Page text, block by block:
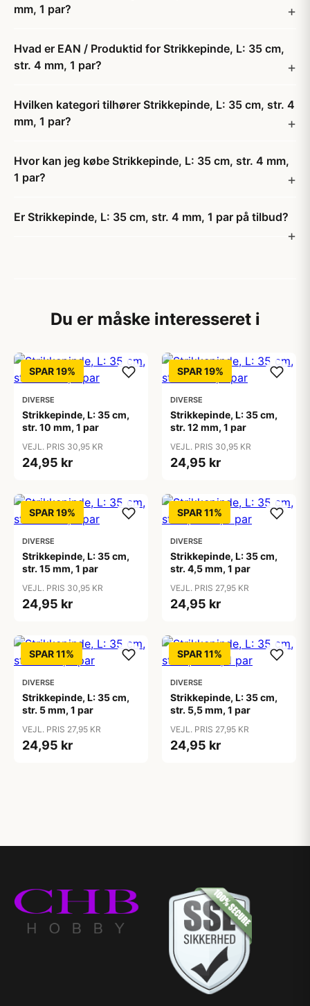
mm, 1 par?
Hvad er EAN / Produktid for Strikkepinde, L: 35 cm,
str. 4 mm, 1 par?
Hvilken kategori tilhører Strikkepinde, L: 35 cm, str. 4
mm, 1 par?
Hvor kan jeg købe Strikkepinde, L: 35 cm, str. 4 mm,
1 par?
Er Strikkepinde, L: 35 cm, str. 4 mm, 1 par på tilbud?
Du er måske interesseret i
SPAR 19%
DIVERSE
Strikkepinde, L: 35 cm,
str. 10 mm, 1 par
VEJL. PRIS 30,95 KR
24,95 kr
SPAR 19%
DIVERSE
Strikkepinde, L: 35 cm,
str. 12 mm, 1 par
VEJL. PRIS 30,95 KR
24,95 kr
SPAR 19%
DIVERSE
Strikkepinde, L: 35 cm,
str. 15 mm, 1 par
VEJL. PRIS 30,95 KR
24,95 kr
SPAR 11%
DIVERSE
Strikkepinde, L: 35 cm,
str. 4,5 mm, 1 par
VEJL. PRIS 27,95 KR
24,95 kr
SPAR 11%
DIVERSE
Strikkepinde, L: 35 cm,
str. 5 mm, 1 par
VEJL. PRIS 27,95 KR
24,95 kr
SPAR 11%
DIVERSE
Strikkepinde, L: 35 cm,
str. 5,5 mm, 1 par
VEJL. PRIS 27,95 KR
24,95 kr